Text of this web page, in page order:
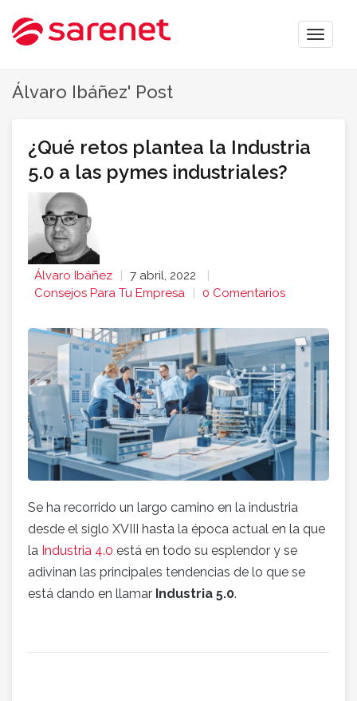
Toggle
Álvaro Ibáñez' Post
¿Qué retos plantea la Industria
5.0 a las pymes industriales?
Álvaro Ibáñez
7 abril, 2022
Consejos Para Tu Empresa
0 Comentarios
Se ha recorrido un largo camino en la industria
desde el siglo XVIII hasta la época actual en la que
la Industria 4.0 está en todo su esplendor y se
adivinan las principales tendencias de lo que se
está dando en llamar Industria 5.0.